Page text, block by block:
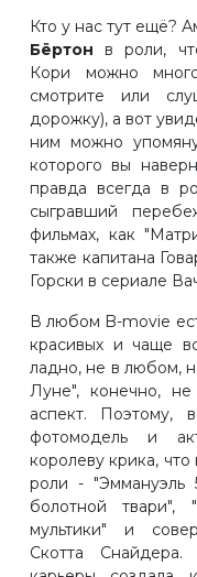
Кто у нас тут ещё?
Бёртон в роли,
Кори можно
смотрите или
дорожку), а вот
ним можно
которого вы
правда всегда в
сыгравший
фильмах, как
также капитана
Горски в сериале
В любом B-movie
красивых и чаще
ладно, не в любом,
Луне", конечно,
аспект. Поэтому,
фотомодель и
королеву крика,
роли - "Эммануэль
болотной твари",
мультики" и
Скотта